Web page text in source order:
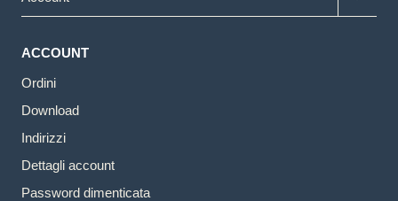
menu
ACCOUNT
Ordini
Download
Indirizzi
Dettagli account
Password dimenticata